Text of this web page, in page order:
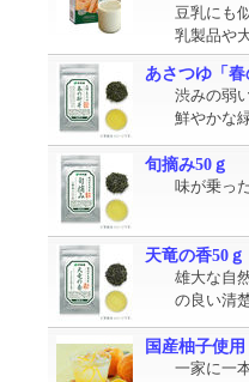
豆乳にも
乳製品や
あさつゆ「
渋みの弱
鮮やかな
旬摘み50ｇ
味が乗っ
天竜の香50ｇ
雄大な自
の良い清
国産柚子使
一家に一